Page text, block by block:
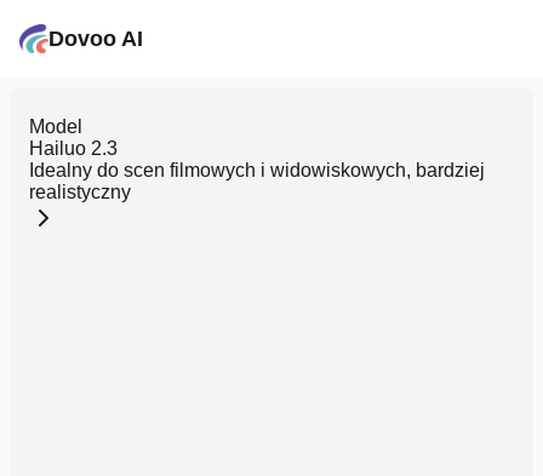
Dovoo AI
Model
Hailuo 2.3
Idealny do scen filmowych i widowiskowych, bardziej
realistyczny